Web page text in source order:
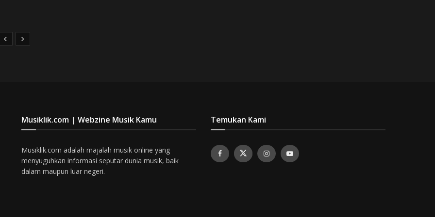
Musiklik.com | Webzine Musik Kamu
Musiklik.com adalah majalah musik online yang
menyuguhkan informasi seputar dunia musik, baik
dalam maupun luar negeri.
Temukan Kami